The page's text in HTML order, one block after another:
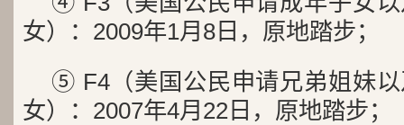
女）：2009年1月8日，原地踏步；
⑤ F4（美国公民申请兄弟姐妹
女）：2007年4月22日，原地踏步；